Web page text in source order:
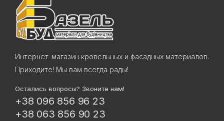
Интернет-магазин кровельных и фасадных материалов.
Приходите! Мы вам всегда рады!
Остались вопросы? Звоните нам!
+38 096 856 96 23
+38 063 856 90 23